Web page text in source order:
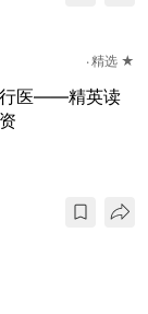
精选 ★
行医——精英读